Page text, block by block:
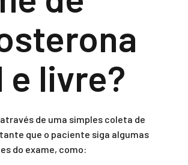
livre?
de uma simples coleta de
que o paciente siga algumas
do exame, como: